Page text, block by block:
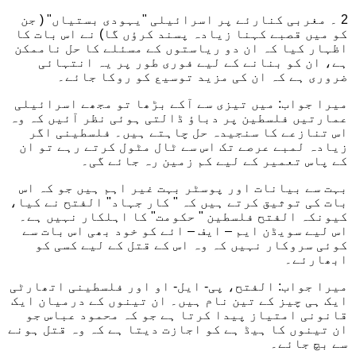
2 ۔ مغربی کنارئے پر اسرائیلی "یہودی بستیاں" ( جن
کو میں قصبے کہنا زیادہ پسند کرؤں گا) نے اس بات کا
اظہار کیا کہ ان دو ریاستوں کے مسئلے کا حل ناممکن
ہے، ان کو بنانے کے لیے فوری طور پر یہ انتہائی
ضروری ہے کہ ان کی مزید توسیع کو روکا جائے۔
میرا جواب: میں تیزی سے آکے بڑھا تو مجھے اسرائیلی
عمارتیں فلسطین پر دباؤ ڈالتی ہوئی نظر آئیں کہ وہ
اس تنازعے کا سنجیدہ حل چاہتے ہیں۔ فلسطینی اگر
زیادہ لمبے عرصے تک اس سے ٹال مٹول کرتے رہے تو ان
کے پاس تعمیر کے لیے کم زمین رہ جائے گی۔
بہت سے بیانات اور پوسٹر بہت غیر اہم ہیں جو کہ اس
بات کی توثیق کرتے ہیں کہ " کار جہاد" الفتح نے کیا،
کیونکہ الفتح فلسطین " حکومت" کا اہلکار نہیں ہے۔
اس لیے سویڈن ایم – ایف – ائے کو خود بھی اس بات سے
کوئی سروکار نہیں کہ وہ اس کے قتل کے لیے کسی کو
ابھارئے۔
میرا جواب: الفتح، پی- ایل- او اور فلسطینی اتھارٹی
ایک ہی چیز کے تین نام ہيں۔ ان تینوں کے درمیان ایک
قانونی امتیاز پیدا کرتا ہے جو کہ محمود عباس جو
ان تینوں کا ہیڈ ہے کو اجازت دیتا ہے کہ وہ قتل ہونے
سے بچ جائے۔